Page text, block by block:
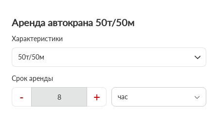
Аренда автокрана 50т/50м
Характеристики
50т/50м
Срок аренды
- + час